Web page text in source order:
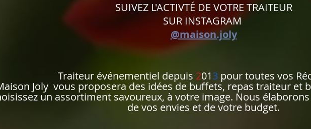
SUIVEZ L'ACTIVTÉ DE VOTRE TRAITEUR
SUR INSTAGRAM
@maison.joly
Traiteur événementiel depuis 2013 pour toutes vos
Joly vous proposera des idées de buffets, repas traiteur et
un assortiment savoureux, à votre image. Nous
de vos envies et de votre budget.